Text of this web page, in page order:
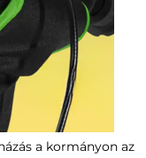
a kormányon az